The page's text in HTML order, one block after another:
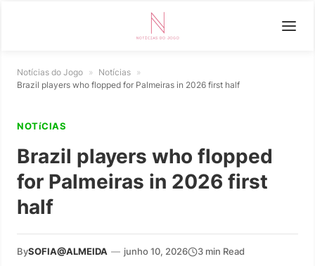
Notícias do Jogo » Notícias »
Brazil players who flopped for Palmeiras in 2026 first half
NOTíCIAS
Brazil players who flopped
for Palmeiras in 2026 first
half
BySOFIA@ALMEIDA — junho 10, 2026 3 min Read